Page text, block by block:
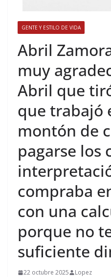
GENTE Y ESTILO DE VIDA
​Abril
muy
Abril que
que trabajó
montón de
pagarse los
compraba
con una
porque no
suficiente
22 octubre 2025 Lopez